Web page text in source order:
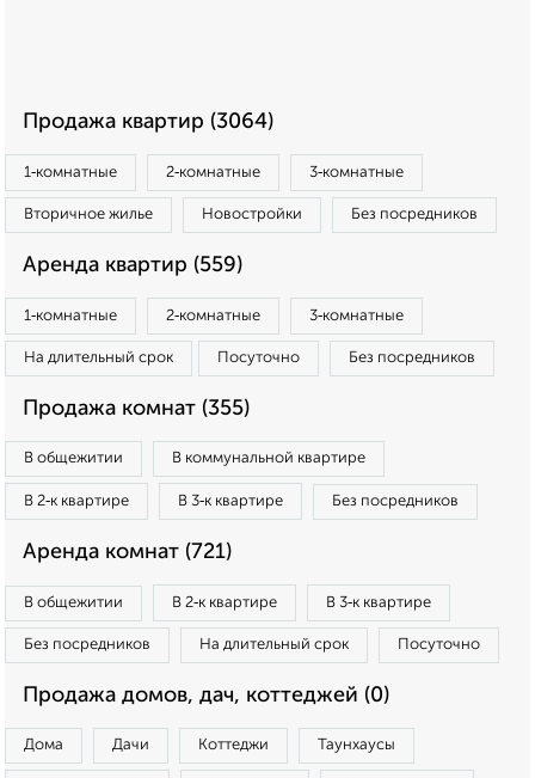
Продажа квартир (3064)
1‑комнатные 2‑комнатные 3‑комнатные
Вторичное жилье Новостройки Без посредников
Аренда квартир (559)
1‑комнатные 2‑комнатные 3‑комнатные
На длительный срок Посуточно Без посредников
Продажа комнат (355)
В общежитии В коммунальной квартире
В 2‑к квартире В 3‑к квартире Без посредников
Аренда комнат (721)
В общежитии В 2‑к квартире В 3‑к квартире
Без посредников На длительный срок Посуточно
Продажа домов, дач, коттеджей (0)
Дома Дачи Коттеджи Таунхаусы